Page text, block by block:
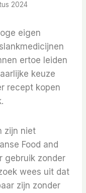
2024
eigen
ertoe leiden
keuze
recept kopen
zijn niet
Food and
gebruik zonder
wees uit dat
zijn zonder